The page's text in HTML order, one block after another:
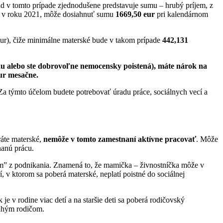
v tomto prípade zjednodušene predstavuje sumu – hrubý príjem, z
roku 2021, môže dosiahnuť sumu 1669,50 eur pri kalendárnom
čiže minimálne materské bude v takom prípade 442,131
ste dobrovoľne nemocensky poistená), máte nárok na
mesačne.
týmto účelom budete potrebovať úradu práce, sociálnych vecí a
materské, nemôže v tomto zamestnaní aktívne pracovať. Môže
prácu.
z podnikania. Znamená to, že mamička – živnostníčka môže v
ktorom sa poberá materské, neplatí poistné do sociálnej
v rodine viac detí a na staršie deti sa poberá rodičovský
rodičom.